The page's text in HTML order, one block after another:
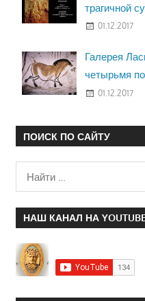
трагичной
01.12.2017
Галерея
четырьмя
01.12.2017
ПОИСК ПО САЙТУ
НАШ КАНАЛ НА